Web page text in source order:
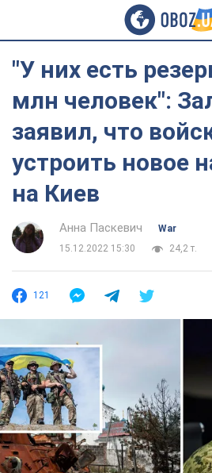
"У них есть
млн человек":
заявил, что
устроить новое
на Киев
Анна Паскевич
War
15.12.2022 15:30
24,2 т.
121